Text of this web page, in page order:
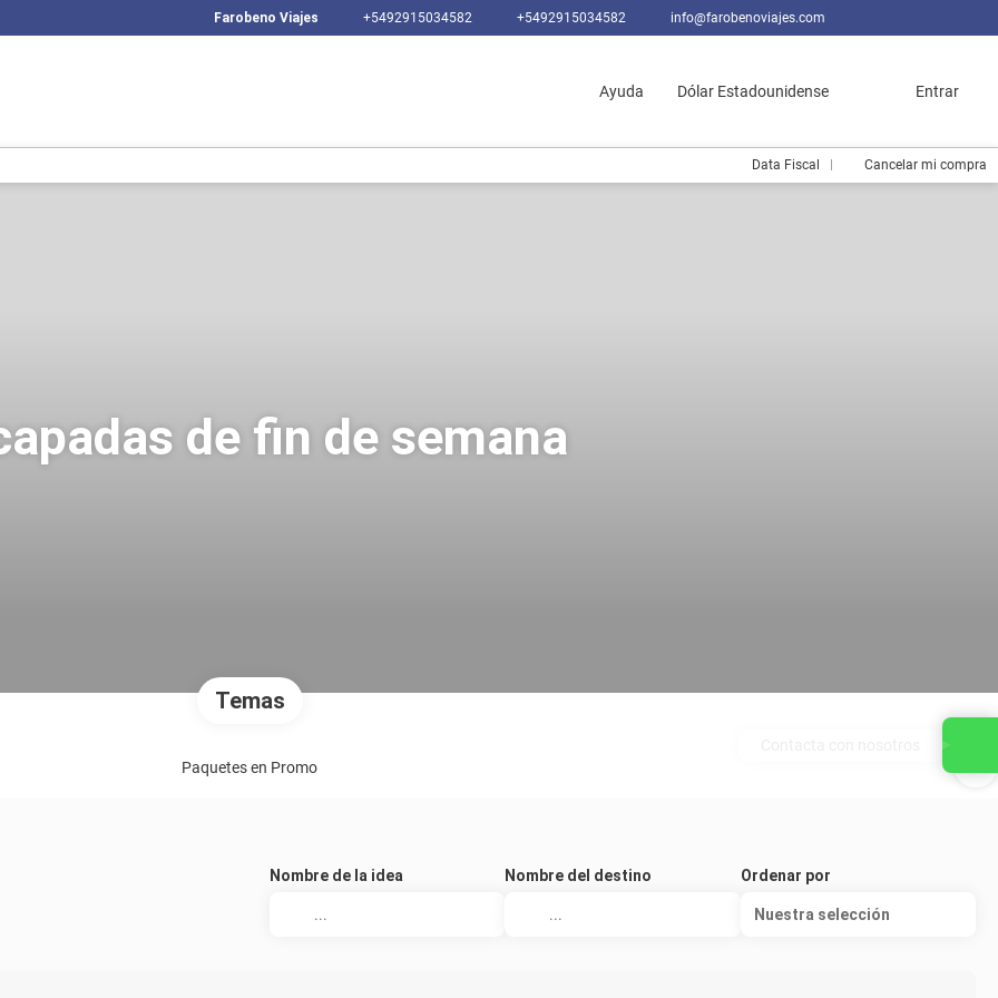
Farobeno Viajes +5492915034582 +5492915034582 info@farobenoviajes.com
Ayuda Dólar Estadounidense Entrar
Data Fiscal Cancelar mi compra
de fin de semana
Temas
Paquetes en Promo
Nombre de la idea Nombre del destino Ordenar por
Nuestra selección